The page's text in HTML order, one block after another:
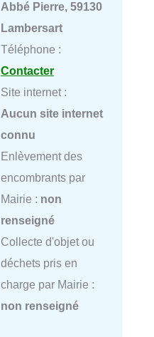
Abbé Pierre, 59130
Lambersart
Téléphone :
Contacter
Site internet :
Aucun site internet
connu
Enlèvement des
encombrants par
Mairie : non
renseigné
Collecte d'objet ou
déchets pris en
charge par Mairie :
non renseigné